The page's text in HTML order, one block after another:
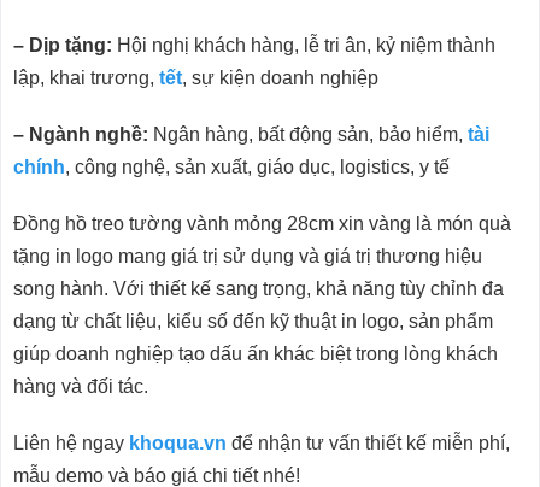
– Dịp tặng: Hội nghị khách hàng, lễ tri ân, kỷ niệm thành
lập, khai trương, tết, sự kiện doanh nghiệp
– Ngành nghề: Ngân hàng, bất động sản, bảo hiểm, tài
chính, công nghệ, sản xuất, giáo dục, logistics, y tế
Đồng hồ treo tường vành mỏng 28cm xin vàng là món quà
tặng in logo mang giá trị sử dụng và giá trị thương hiệu
song hành. Với thiết kế sang trọng, khả năng tùy chỉnh đa
dạng từ chất liệu, kiểu số đến kỹ thuật in logo, sản phẩm
giúp doanh nghiệp tạo dấu ấn khác biệt trong lòng khách
hàng và đối tác.
Liên hệ ngay khoqua.vn để nhận tư vấn thiết kế miễn phí,
mẫu demo và báo giá chi tiết nhé!